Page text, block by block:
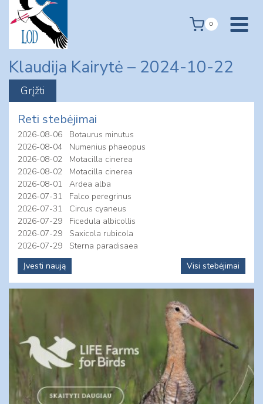
content
0
Klaudija Kairytė – 2024-10-22
Reti stebėjimai
2026-08-06
Botaurus minutus
2026-08-04
Numenius phaeopus
2026-08-02
Motacilla cinerea
2026-08-02
Motacilla cinerea
2026-08-01
Ardea alba
2026-07-31
Falco peregrinus
2026-07-31
Circus cyaneus
2026-07-29
Ficedula albicollis
2026-07-29
Saxicola rubicola
2026-07-29
Sterna paradisaea
Įvesti naują
Visi stebėjimai